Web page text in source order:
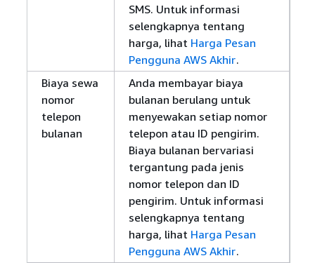
SMS. Untuk informasi
selengkapnya tentang
harga, lihat Harga Pesan
Pengguna AWS Akhir.
Biaya sewa
nomor
telepon
bulanan
Anda membayar biaya
bulanan berulang untuk
menyewakan setiap nomor
telepon atau ID pengirim.
Biaya bulanan bervariasi
tergantung pada jenis
nomor telepon dan ID
pengirim. Untuk informasi
selengkapnya tentang
harga, lihat Harga Pesan
Pengguna AWS Akhir.